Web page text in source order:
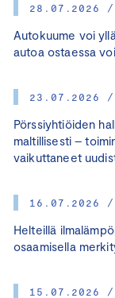
28.07.2026 /
Autokuume voi
autoa ostaessa
23.07.2026 /
Pörssiyhtiöiden
maltillisesti –
vaikuttaneet
16.07.2026 /
Helteillä
osaamisella
15.07.2026 /